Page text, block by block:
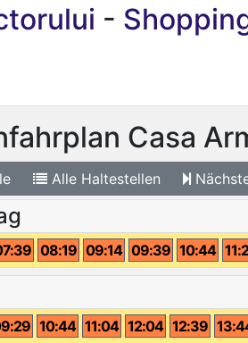
-
Casa
Alle Haltestellen
08:19 09:14 09:39 10:44
10:44 11:04 12:04 12:39